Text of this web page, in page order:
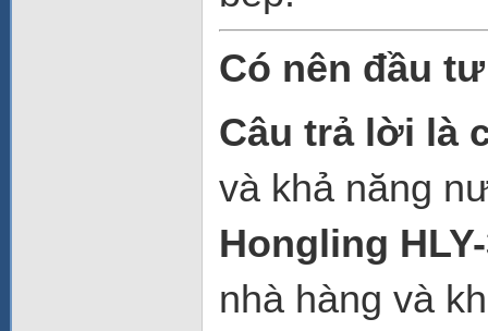
Có nên đầu
Câu trả lời là
và khả năng
Hongling
nhà hàng và